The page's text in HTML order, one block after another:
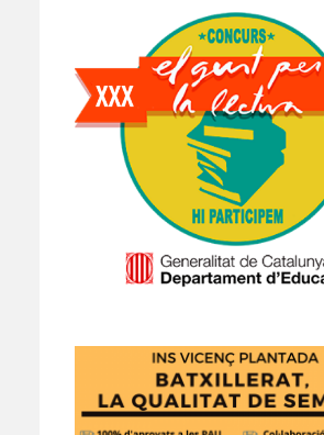
TallerCuina
FestaVerdaCartell